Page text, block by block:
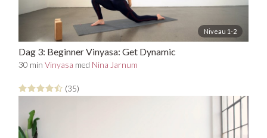
Niveau 1-2
Dag 3: Beginner Vinyasa: Get Dynamic
30 minVinyasa med Nina Jarnum
(35)